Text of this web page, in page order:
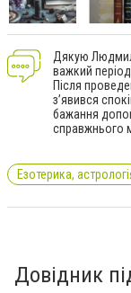
Дякую
важкий період
Після
з’явився
бажання
справжнього
Езотерика,
Довідник